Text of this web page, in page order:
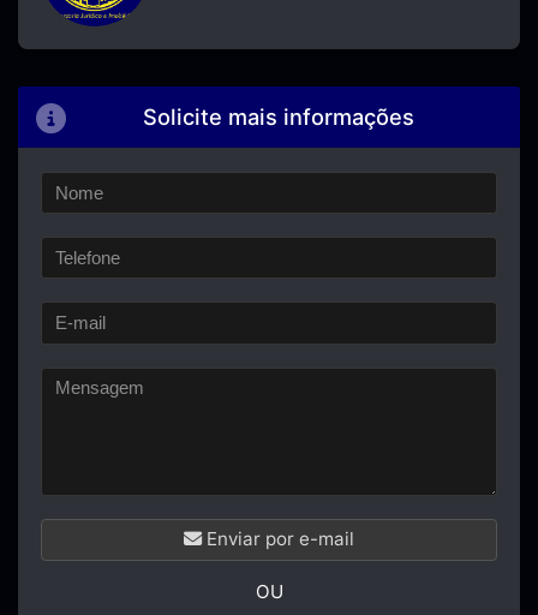
Solicite mais informações
Enviar por e-mail
OU